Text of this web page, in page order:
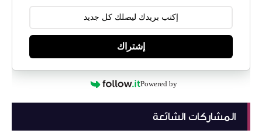
إشتراك
Powered by
المشاركات الشائعة